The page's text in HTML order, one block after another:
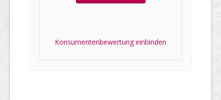
Konsumentenbewertung einbinden